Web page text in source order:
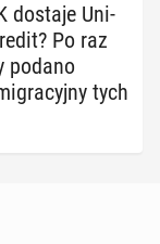
dostaje Uni­
Po raz
podano
tych